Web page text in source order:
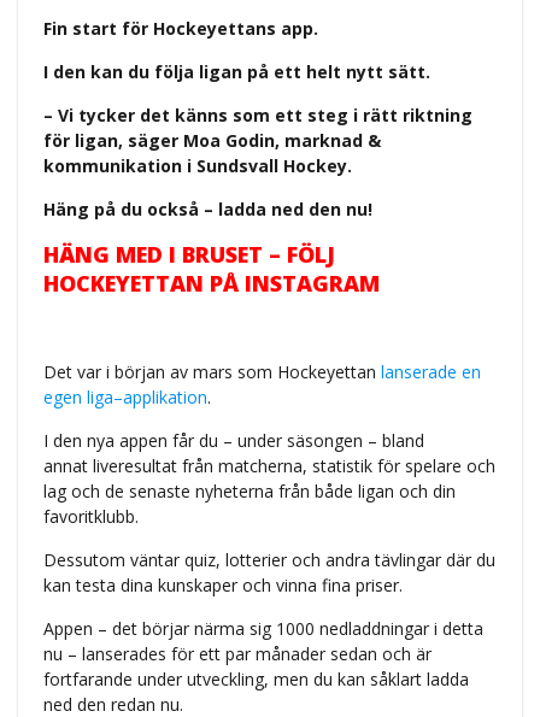
Fin start för Hockeyettans app.
I den kan du följa ligan på ett helt nytt sätt.
– Vi tycker det känns som ett steg i rätt riktning
för ligan, säger Moa Godin, marknad &
kommunikation i Sundsvall Hockey.
Häng på du också – ladda ned den nu!
HÄNG MED I BRUSET – FÖLJ
HOCKEYETTAN PÅ INSTAGRAM
Det var i början av mars som Hockeyettan lanserade en
egen liga–applikation.
I den nya appen får du – under säsongen – bland
annat liveresultat från matcherna, statistik för spelare och
lag och de senaste nyheterna från både ligan och din
favoritklubb.
Dessutom väntar quiz, lotterier och andra tävlingar där du
kan testa dina kunskaper och vinna fina priser.
Appen – det börjar närma sig 1000 nedladdningar i detta
nu – lanserades för ett par månader sedan och är
fortfarande under utveckling, men du kan såklart ladda
ned den redan nu.